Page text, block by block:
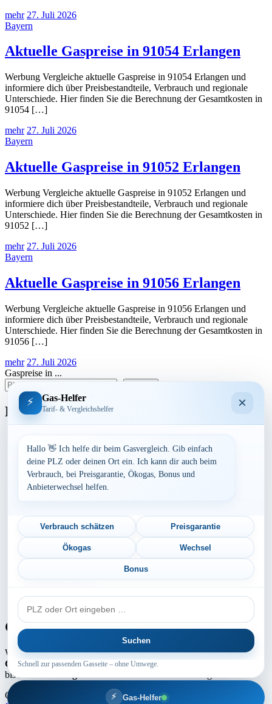
mehr 27. Juli 2026
Bayern
Aktuelle Gaspreise in 91054 Erlangen
Werbung Vergleiche aktuelle Gaspreise in 91054 Erlangen und
informiere dich über Preisbestandteile, Verbrauch und regionale
Unterschiede. Hier finden Sie die Berechnung der Gesamtkosten in
91054 […]
mehr 27. Juli 2026
Bayern
Aktuelle Gaspreise in 91052 Erlangen
Werbung Vergleiche aktuelle Gaspreise in 91052 Erlangen und
informiere dich über Preisbestandteile, Verbrauch und regionale
Unterschiede. Hier finden Sie die Berechnung der Gesamtkosten in
91052 […]
mehr 27. Juli 2026
Bayern
Aktuelle Gaspreise in 91056 Erlangen
Werbung Vergleiche aktuelle Gaspreise in 91056 Erlangen und
informiere dich über Preisbestandteile, Verbrauch und regionale
Unterschiede. Hier finden Sie die Berechnung der Gesamtkosten in
91056 […]
mehr 27. Juli 2026
Gaspreise in ...
Bundesland
Bayern
Berlin
Brandenburg
Hamburg
Mecklenburg-Vorpommern
Niedersachsen
Nordrhein-Westfalen
Rheinland-Pfalz
Saarland
Sachsen-Anhalt
Gaspreis-Explosion
Wie die Medien aktuell berichten, erwartetMillionen von
Gaskundenein absoluterPreisschock. Die
bis zu
Copyright ©2025 by Intermedia GAS | Theme Marsh Blog by
⚡ Gas-Helfer
⚡ Gas-Helfer
Tarif- & Vergleichshelfer ×
Hallo 👋 Ich helfe dir beim Gasvergleich. Gib einfach
deine PLZ oder deinen Ort ein. Ich kann dir auch beim
Verbrauch, bei Preisgarantie, Ökogas, Bonus und
Anbieterwechsel helfen.
Verbrauch schätzen Preisgarantie
Ökogas Wechsel
Bonus
PLZ
oder
Ort
Suchen
Schnell zur passenden Gasseite – ohne Umwege.